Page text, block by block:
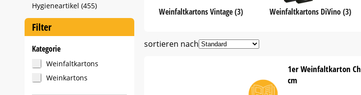
Hygieneartikel (455)
Filter
Kategorie
Weinfaltkartons
Weinkartons
Weinfaltkartons Vintage (3) Weinfaltkartons DiVino (3)
sortieren nach
1er Weinfaltkarton
cm